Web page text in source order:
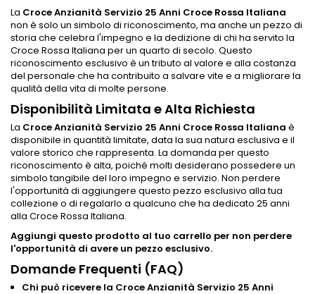
La Croce Anzianità Servizio 25 Anni Croce Rossa Italiana
non è solo un simbolo di riconoscimento, ma anche un pezzo di
storia che celebra l'impegno e la dedizione di chi ha servito la
Croce Rossa Italiana per un quarto di secolo. Questo
riconoscimento esclusivo è un tributo al valore e alla costanza
del personale che ha contribuito a salvare vite e a migliorare la
qualità della vita di molte persone.
Disponibilità Limitata e Alta Richiesta
La Croce Anzianità Servizio 25 Anni Croce Rossa Italiana è
disponibile in quantità limitate, data la sua natura esclusiva e il
valore storico che rappresenta. La domanda per questo
riconoscimento è alta, poiché molti desiderano possedere un
simbolo tangibile del loro impegno e servizio. Non perdere
l'opportunità di aggiungere questo pezzo esclusivo alla tua
collezione o di regalarlo a qualcuno che ha dedicato 25 anni
alla Croce Rossa Italiana.
Aggiungi questo prodotto al tuo carrello per non perdere
l'opportunità di avere un pezzo esclusivo.
Domande Frequenti (FAQ)
Chi può ricevere la Croce Anzianità Servizio 25 Anni